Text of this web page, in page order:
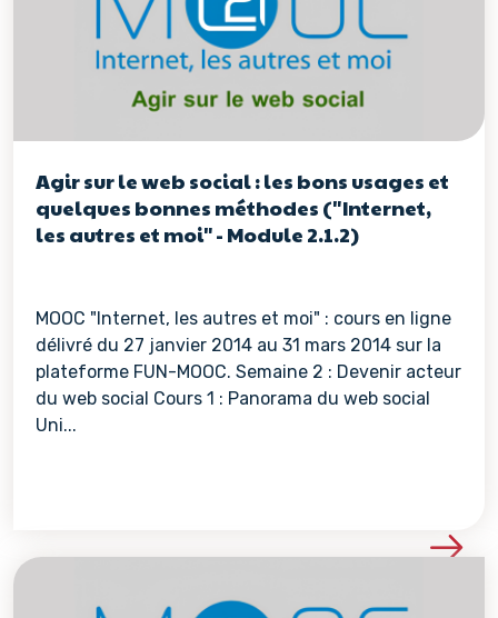
Agir sur le web social : les bons usages et
quelques bonnes méthodes ("Internet,
les autres et moi" - Module 2.1.2)
MOOC "Internet, les autres et moi" : cours en ligne
délivré du 27 janvier 2014 au 31 mars 2014 sur la
plateforme FUN-MOOC. Semaine 2 : Devenir acteur
du web social Cours 1 : Panorama du web social
Uni...
Voir les détails de la